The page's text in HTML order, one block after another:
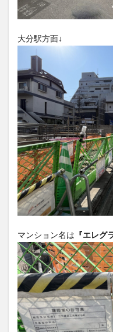
大分駅方面↓
マンション名は 『エレグ
明豊
書店
滝
漢方 炭
磨崖仏
祝祭の広場
移転
竹田
絵本
自動販売機
芋
花 花火
衆議院選挙
複合
話題
豊後大野
買い物
車
鉄道ジオラマ
閉店
音楽
飛行機